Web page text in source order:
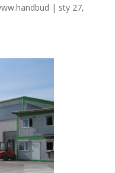
| sty 27,